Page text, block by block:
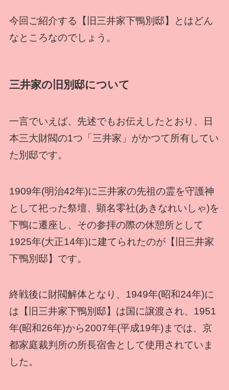
今回ご紹介する【旧三井家下鴨別邸】とはどん
なところなのでしょう。
三井家の旧別邸について
一言でいえば、先述でもお伝えしたとおり、日
本三大財閥の1つ「三井家」がかつて所有してい
た別邸です。
1909年(明治42年)に三井家の先祖の霊を守護神
として祀った祭壇、顕名零社(あきなれいしゃ)を
下鴨に遷座し、その参拝の際の休憩所として
1925年(大正14年)に建てられたのが【旧三井家
下鴨別邸】です。
終戦後に財閥解体となり、1949年(昭和24年)に
は【旧三井家下鴨別邸】は国に譲渡され、1951
年(昭和26年)から2007年(平成19年)までは、京
都家庭裁判所の所長宿舎として使用されていま
した。